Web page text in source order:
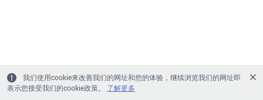
我们使用cookie来改善我们的网址和您的体验，继续浏览我们的网址即
表示您接受我们的cookie政策。
了解更多